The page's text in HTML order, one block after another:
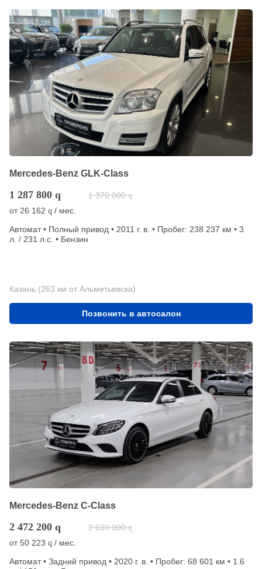
Mercedes-Benz GLK-Class
1 287 800 q 1 370 000 q
от 26 162 q / мес.
Автомат • Полный привод • 2011 г. в. • Пробег: 238 237 км • 3
л. / 231 л.с. • Бензин
Казань (263 км от Альметьевска)
Позвонить в автосалон
Mercedes-Benz C-Class
2 472 200 q 2 630 000 q
от50 223 q / мес.
Автомат • Задний привод • 2020 г. в. • Пробег: 68 601 км • 1.6